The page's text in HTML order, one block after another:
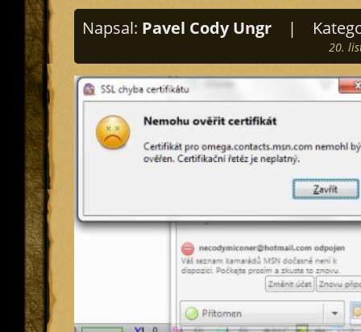
Napsal: Pavel Cody Ungr |
20.